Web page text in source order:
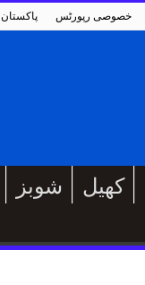
پاکستان خصوصی رپورٹس
شوبز کھیل